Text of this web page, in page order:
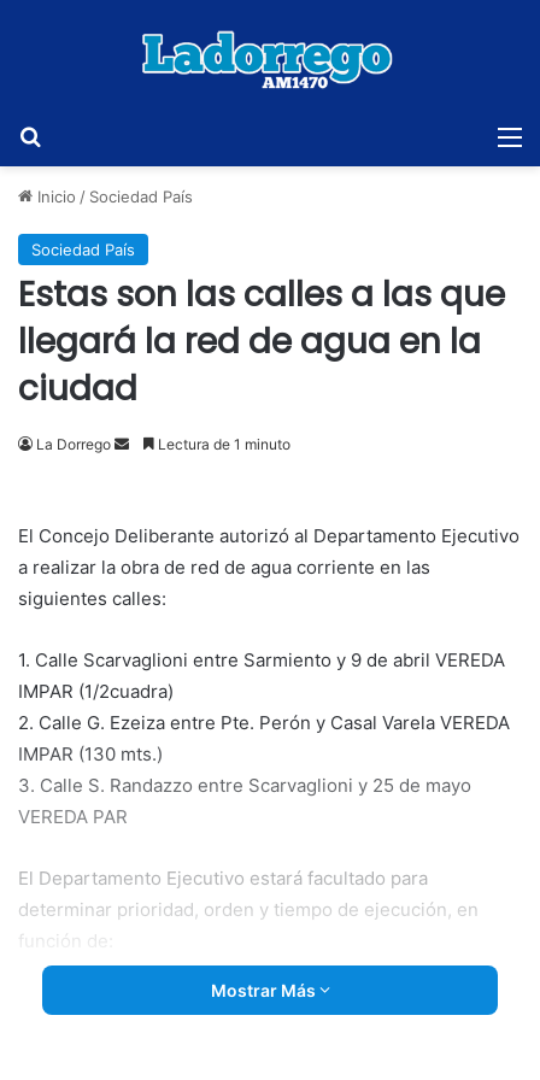
Inicio / Sociedad País
Sociedad País
Estas son las calles a las que
llegará la red de agua en la
ciudad
La Dorrego
SendLectura de 1 minuto
El Concejo Deliberante autorizó al Departamento Ejecutivo
a realizar la obra de red de agua corriente en las
siguientes calles:
1. Calle Scarvaglioni entre Sarmiento y 9 de abril VEREDA
IMPAR (1/2cuadra)
2. Calle G. Ezeiza entre Pte. Perón y Casal Varela VEREDA
IMPAR (130 mts.)
3. Calle S. Randazzo entre Scarvaglioni y 25 de mayo
VEREDA PAR
El Departamento Ejecutivo estará facultado para
determinar prioridad, orden y tiempo de ejecución, en
función de:
• Mayor número de beneficiarios por cuadra.
Mostrar Más